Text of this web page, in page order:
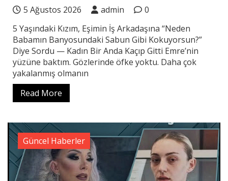
5 Ağustos 2026 admin
0
5 Yaşındaki Kızım, Eşimin İş Arkadaşına “Neden
Babamın Banyosundaki Sabun Gibi Kokuyorsun?”
Diye Sordu — Kadın Bir Anda Kaçıp Gitti Emre’nin
yüzüne baktım. Gözlerinde öfke yoktu. Daha çok
yakalanmış olmanın
Read More
Güncel Haberler